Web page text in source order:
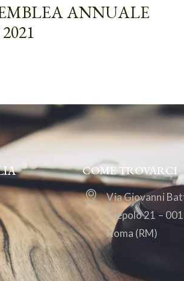
ANNUALE
COME TROVARCI
Via Giovanni
Tiepolo 21 –
Roma (RM)